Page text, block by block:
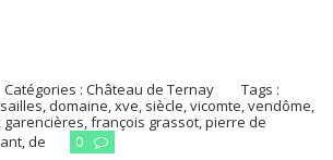
Catégories :Château de Ternay
Tags :
, domaine,xve, siècle,vicomte,vendôme,
, garencières,françois grassot,pierre de
, de 0